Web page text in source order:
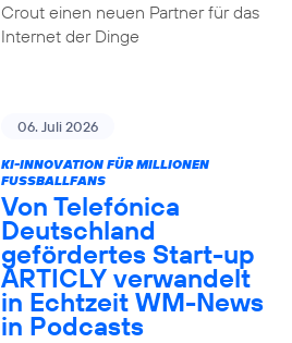
Crout einen neuen Partner für das
Internet der Dinge
06. Juli 2026
KI-INNOVATION FÜR MILLIONEN
FUSSBALLFANS
Von Telefónica
Deutschland
gefördertes Start-up
ARTICLY verwandelt
in Echtzeit WM-News
in Podcasts